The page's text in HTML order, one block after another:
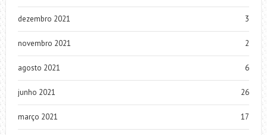
dezembro 2021 3
novembro 2021 2
agosto 2021 6
junho 2021 26
março 2021 17